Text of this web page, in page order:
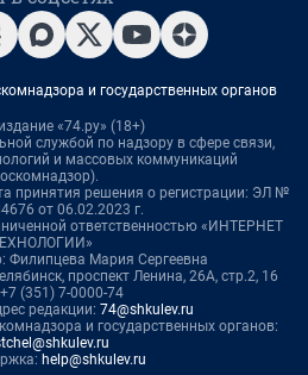
и государственных органов
«74.ру» (18+)
службой по надзору в сфере связи,
и массовых коммуникаций
принятия решения о регистрации: ЭЛ №
от 06.02.2023 г.
ответственностью «ИНТЕРНЕТ
Филипцева Мария Сергеевна
проспект Ленина, 26А, стр.2, 16
(351) 7-0000-74
редакции: 74@shkulev.ru
и государственных органов:
help@shkulev.ru